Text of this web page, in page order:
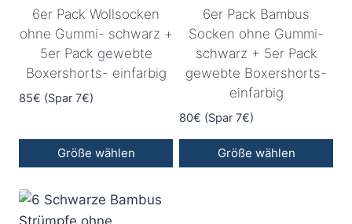
6er Pack Wollsocken
ohne Gummi- schwarz +
5er Pack gewebte
Boxershorts- einfarbig
85€ (Spar 7€)
Größe wählen
6er Pack Bambus
Socken ohne Gummi-
schwarz + 5er Pack
gewebte Boxershorts-
einfarbig
80€ (Spar 7€)
Größe wählen